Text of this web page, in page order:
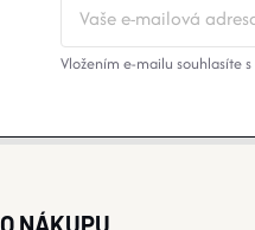
Vložením e-mailu souhlasíte s
O NÁKUPU